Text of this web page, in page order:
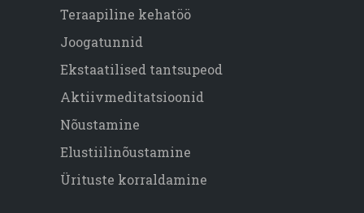
Teraapiline kehatöö
Joogatunnid
Ekstaatilised tantsupeod
Aktiivmeditatsioonid
Nõustamine
Elustiilinõustamine
Ürituste korraldamine